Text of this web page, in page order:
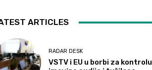
ARTICLES
RADAR DESK
VSTV i EU u borbi za kontrolu